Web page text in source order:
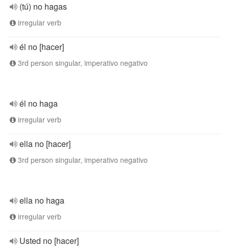
(tú) no hagas
irregular verb
él no [hacer]
3rd person singular, imperativo negativo
él no haga
irregular verb
ella no [hacer]
3rd person singular, imperativo negativo
ella no haga
irregular verb
Usted no [hacer]